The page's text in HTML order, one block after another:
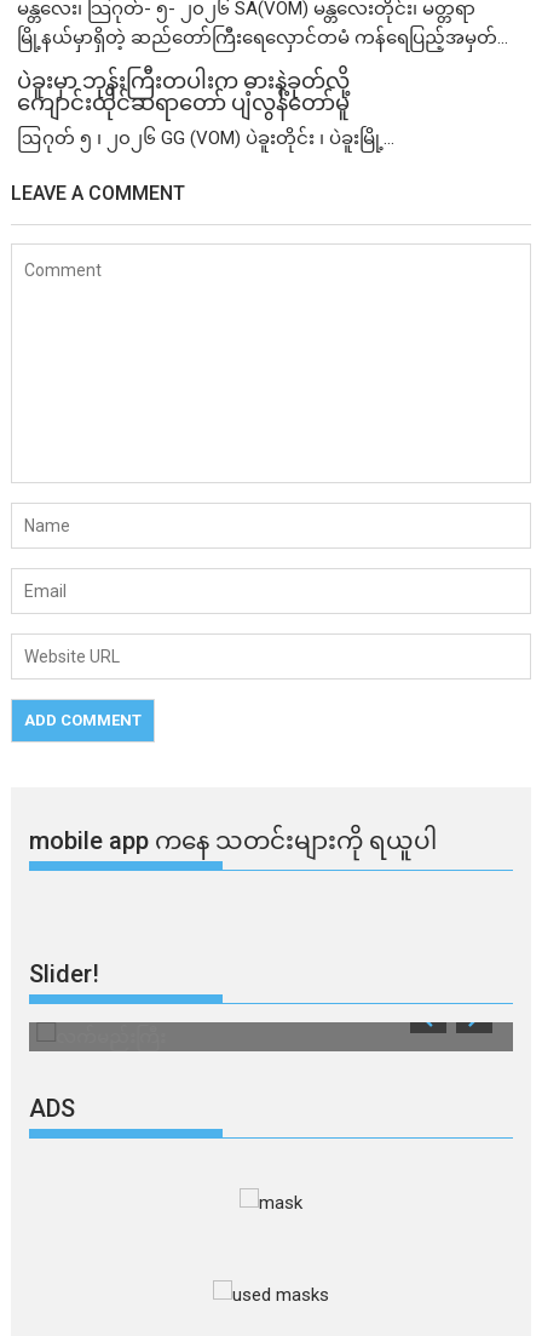
မန္တလေး၊ သြဂုတ်- ၅- ၂၀၂၆ SA(VOM) မန္တလေးတိုင်း၊ မတ္တရာ
မြို့နယ်မှာရှိတဲ့ ဆည်တော်ကြီးရေလှောင်တမံ ကန်ရေပြည့်အမှတ်...
ပဲခူးမှာ ဘုန်းကြီးတပါးက ဓားနဲ့ခုတ်လို့
ကျောင်းထိုင်ဆရာတော် ပျံလွန်တော်မူ
ဩဂုတ် ၅ ၊ ၂၀၂၆ GG (VOM) ပဲခူးတိုင်း ၊ ပဲခူးမြို့...
LEAVE A COMMENT
mobile app ​​ကနေ ​​သတင်းများကို ရယူပါ
Slider!
လက်မည်းကြီး
ADS